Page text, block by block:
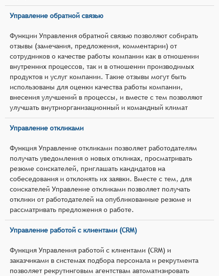
Управление обратной связью
Функции Управления обратной связью позволяют собирать
отзывы (замечания, предложения, комментарии) от
сотрудников о качестве работы компании как в отношении
внутренних процессов, так и в отношении производимых
продуктов и услуг компании. Такие отзывы могут быть
использованы для оценки качества работы компании,
внесения улучшений в процессы, и вместе с тем позволяют
улучшать внутриорганизационный и командный климат
Управление откликами
Функция Управление откликами позволяет работодателям
получать уведомления о новых откликах, просматривать
резюме соискателей, приглашать кандидатов на
собеседования и отклонять их заявки. Вместе с тем, для
соискателей Управление откликами позволяет получать
отклики от работодателей на опубликованные резюме и
рассматривать предложения о работе.
Управление работой с клиентами (CRM)
Функция Управления работой с клиентами (CRM) и
заказчиками в системах подбора персонала и рекрутмента
позволяет рекрутинговым агентствам автоматизировать